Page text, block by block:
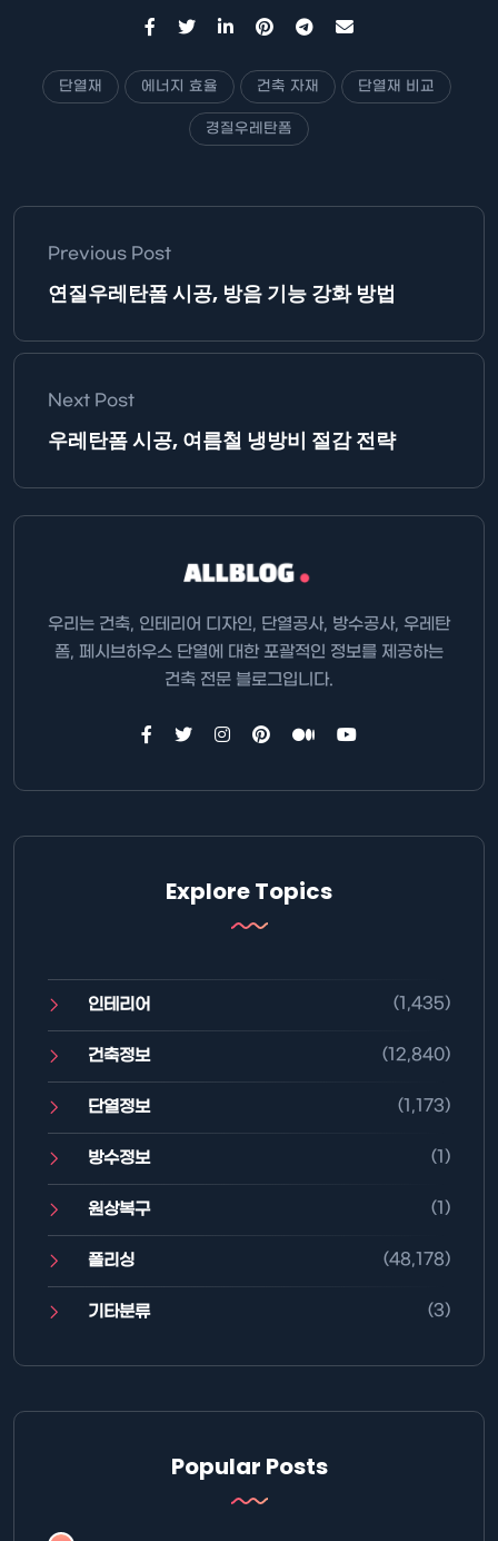
단열재 에너지 효율 건축 자재 단열재 비교
경질우레탄폼
Previous Post
연질우레탄폼 시공, 방음 기능 강화 방법
Next Post
우레탄폼 시공, 여름철 냉방비 절감 전략
우리는 건축, 인테리어 디자인, 단열공사, 방수공사, 우레탄
폼, 페시브하우스 단열에 대한 포괄적인 정보를 제공하는
건축 전문 블로그입니다.
Explore Topics
인테리어 (1,435)
건축정보 (12,840)
단열정보 (1,173)
방수정보 (1)
원상복구 (1)
폴리싱 (48,178)
기타분류 (3)
Popular Posts